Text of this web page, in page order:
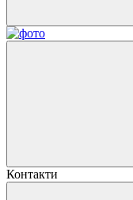
Контакти